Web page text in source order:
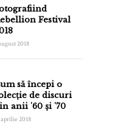
Festival
2018
să începi o
de discuri
anii '60 și '70
aprilie 2018